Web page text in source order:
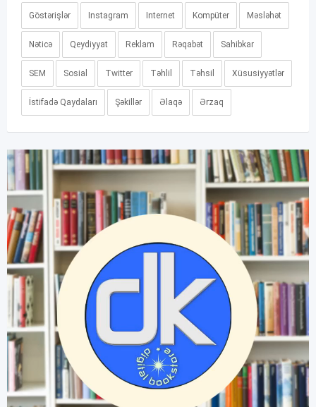
Göstərişlər Instagram Internet Kompüter Məsləhət
Nəticə Qeydiyyat Reklam Rəqabət Sahibkar
SEM Sosial Twitter Təhlil Təhsil Xüsusiyyətlər
İstifadə Qaydaları Şəkillər Əlaqə Ərzaq